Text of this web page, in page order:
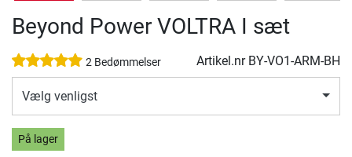
Beyond Power VOLTRA I sæt
2 Bedømmelser Artikel.nr BY-VO1-ARM-BH
Vælg venligst
På lager